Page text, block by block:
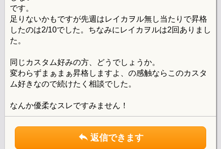
です。
足りないかもですが先週はレイカヲル無し当たりで昇格
したのは2/10でした。ちなみにレイカヲルは2回ありまし
た。
同じカスタム好みの方、どうでしょうか。
変わらずまぁまぁ昇格しますよ、の感触ならこのカスタ
ム好きなので続けたく相談でした。
なんか優柔なスレですみません！
返信できます